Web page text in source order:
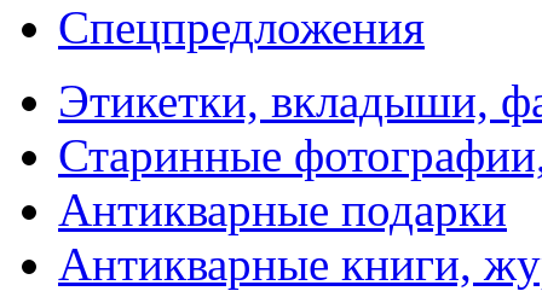
Спецпредложения
Этикетки, вкладыши,
Старинные
Антикварные подарки
Антикварные книги,